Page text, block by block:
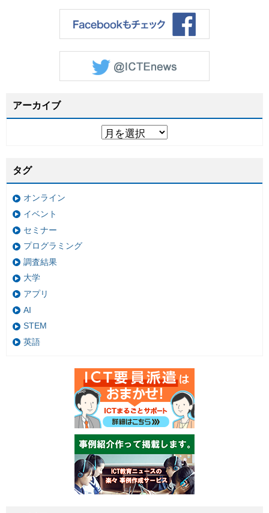
アーカイブ
タグ
オンライン
イベント
セミナー
プログラミング
調査結果
大学
アプリ
AI
STEM
英語